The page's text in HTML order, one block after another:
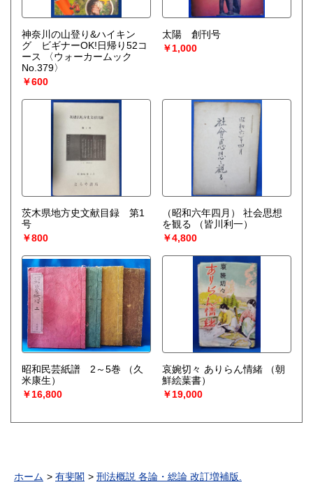
神奈川の山登り&ハイキン
グ ビギナーOK!日帰り52コ
ース 〈ウォーカームック
No.379〉
￥600
太陽 創刊号
￥1,000
茨木県地方史文献目録 第1
号
￥800
（昭和六年四月） 社会思想
を観る
（皆川利一）
￥4,800
昭和民芸紙譜 2～5巻
（久
米康生）
￥16,800
哀婉切々 ありらん情緒 （朝
鮮絵葉書）
￥19,000
ホーム 有斐閣 刑法概説 各論・総論 改訂増補版.